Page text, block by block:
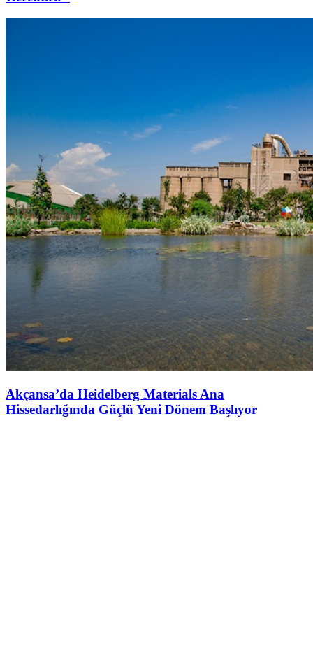
Akçansa’da Heidelberg Materials Ana
Hissedarlığında Güçlü Yeni Dönem Başlıyor